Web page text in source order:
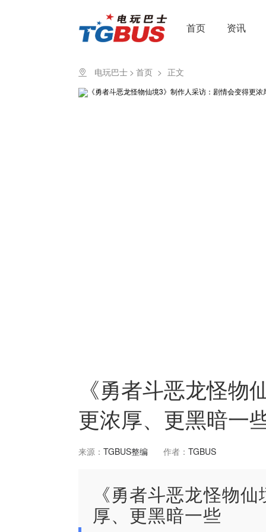
首页 资讯
电玩巴士 > 首页 > 正文
《勇者斗恶龙怪
更浓厚、更黑暗一
来源： TGBUS整编 作者： TGBUS
《勇者斗恶龙怪物
厚、更黑暗一些